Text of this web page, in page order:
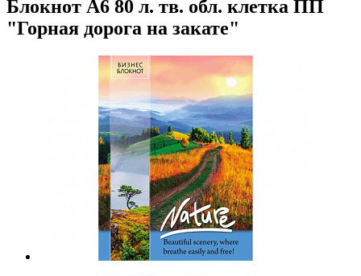
Блокнот А6 80 л. тв. обл. клетка ПП
"Горная дорога на закате"